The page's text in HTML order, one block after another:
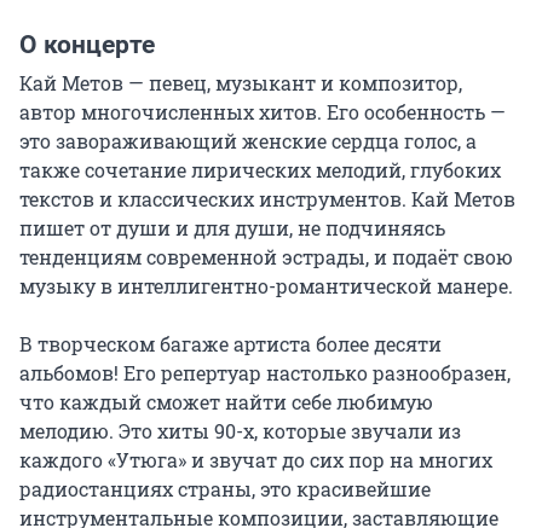
О концерте
Кай Метов — певец, музыкант и композитор,
автор многочисленных хитов. Его особенность —
это завораживающий женские сердца голос, а
также сочетание лирических мелодий, глубоких
текстов и классических инструментов. Кай Метов
пишет от души и для души, не подчиняясь
тенденциям современной эстрады, и подаёт свою
музыку в интеллигентно-романтической манере.
В творческом багаже артиста более десяти
альбомов! Его репертуар настолько разнообразен,
что каждый сможет найти себе любимую
мелодию. Это хиты 90-х, которые звучали из
каждого «Утюга» и звучат до сих пор на многих
радиостанциях страны, это красивейшие
инструментальные композиции, заставляющие